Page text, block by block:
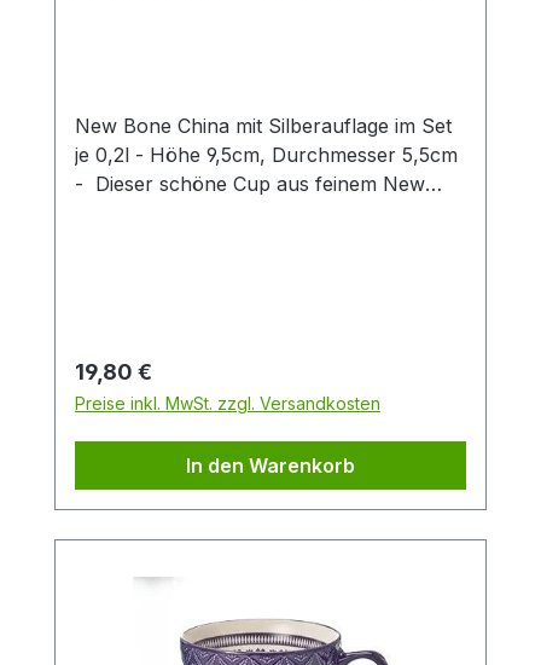
New Bone China mit Silberauflage im Set
je 0,2l - Höhe 9,5cm, Durchmesser 5,5cm
- Dieser schöne Cup aus feinem New
und unterstreicht so den exklusiven
Charakter dieses Cups. Die zwei
verschiedenen Artikeldekors sind fein
aufeinander abgestimmt und machen
einzeln oder zusammen eine gute Figur.
Ein Artikel der insbesondere Liebhabern
Regulärer Preis:
19,80 €
Preise inkl. MwSt. zzgl. Versandkosten
In den Warenkorb